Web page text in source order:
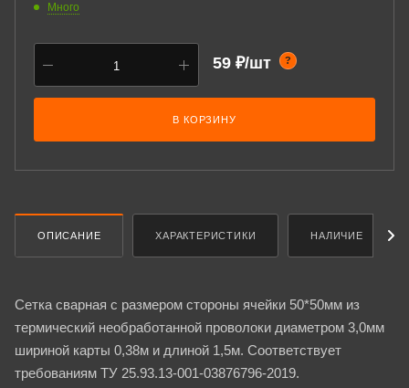
Много
59 ₽/шт ?
В КОРЗИНУ
ОПИСАНИЕ ХАРАКТЕРИСТИКИ НАЛИЧИЕ
Сетка сварная с размером стороны ячейки 50*50мм из
термический необработанной проволоки диаметром 3,0мм
шириной карты 0,38м и длиной 1,5м. Соответствует
требованиям ТУ 25.93.13-001-03876796-2019.